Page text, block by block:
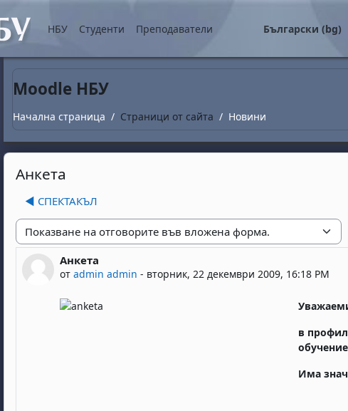
Прескочи на основното съдържание
НБУ Студенти Преподаватели Български ‎(bg)‎
Moodle НБУ
Начална страница Страници от сайта Новини
Анкета
◀︎ СПЕКТАКЪЛ
Начин на показване
Анкета
от admin admin - вторник, 22 декември 2009, 16:18 PM
Number of replies: 0
в
Има